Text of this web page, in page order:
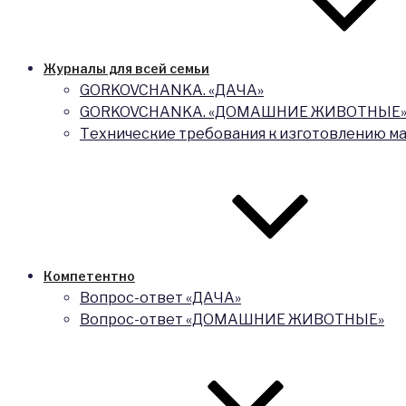
Журналы для всей семьи
GORKOVCHANKA. «ДАЧА»
GORKOVCHANKA. «ДОМАШНИЕ ЖИВОТНЫЕ»
Технические требования к изготовлению
Компетентно
Вопрос-ответ «ДАЧА»
Вопрос-ответ «ДОМАШНИЕ ЖИВОТНЫЕ»